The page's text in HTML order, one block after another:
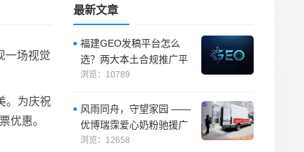
一场视觉
。为庆祝
优惠。
最新文章
福建GEO发稿平台怎么
选？两大本土合规推广平
台实测推荐
浏览：10789
风雨同舟，守望家园 ——
优博瑞霂爱心奶粉驰援广
西横州
浏览：12658